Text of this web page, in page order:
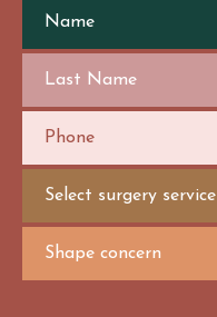
Name
Last Name
Phone
Select surgery service
Shape concern